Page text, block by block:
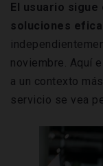
El usuario
soluciones
noviembre. Aquí
a un contexto
servicio se vea